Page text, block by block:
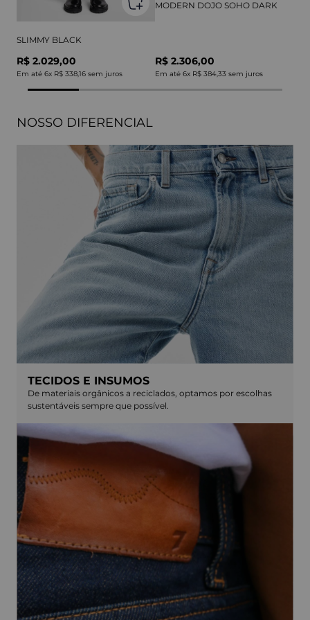
SLIMMY BLACK
R$ 2.029,00
Em até 6x R$ 338,16 sem juros
MODERN DOJO SOHO DARK
R$ 2.306,00
Em até 6x R$ 384,33 sem juros
NOSSO DIFERENCIAL
TECIDOS E INSUMOS
De materiais orgânicos a reciclados, optamos por escolhas
sustentáveis sempre que possível.